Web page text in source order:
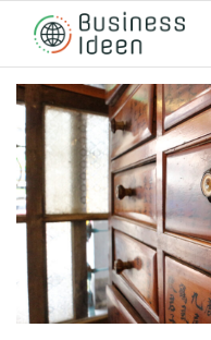
springen